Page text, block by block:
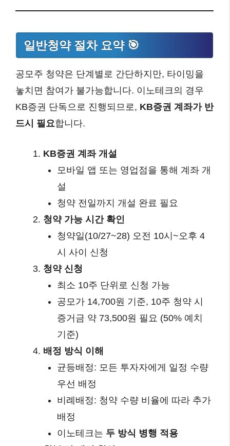
일반청약 절차 요약 🎯
공모주 청약은 단계별로 간단하지만, 타이밍을
놓치면 참여가 불가능합니다. 이노테크의 경우
KB증권 단독으로 진행되므로, KB증권 계좌가 반
드시 필요합니다.
KB증권 계좌 개설
모바일 앱 또는 영업점을 통해 계좌 개
설
청약 전일까지 개설 완료 필요
청약 가능 시간 확인
청약일(10/27~28) 오전 10시~오후 4
시 사이 신청
청약 신청
최소 10주 단위로 신청 가능
공모가 14,700원 기준, 10주 청약 시
증거금 약 73,500원 필요 (50% 예치
기준)
배정 방식 이해
균등배정: 모든 투자자에게 일정 수량
우선 배정
비례배정: 청약 수량 비율에 따라 추가
배정
이노테크는 두 방식 병행 적용